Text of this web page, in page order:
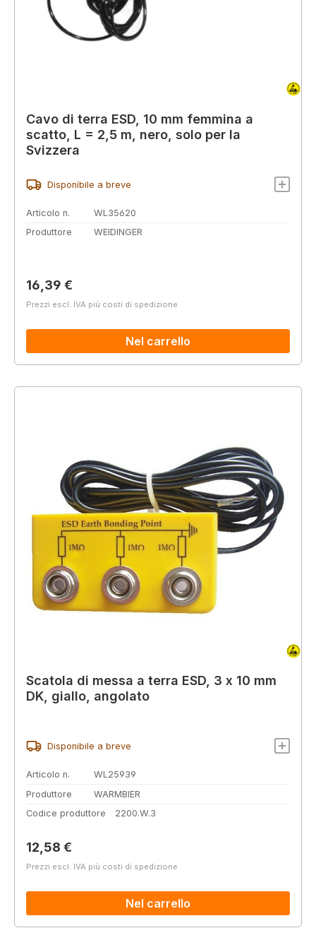
Cavo di terra ESD, 10 mm femmina a
scatto, L = 2,5 m, nero, solo per la
Svizzera
Disponibile a breve
Articolo n.
WL35620
Produttore
WEIDINGER
Prezzo normale:
16,39 €
Prezzi escl. IVA più costi di spedizione
Nel carrello
Scatola di messa a terra ESD, 3 x 10 mm
DK, giallo, angolato
Disponibile a breve
Articolo n.
WL25939
Produttore
WARMBIER
Codice produttore
2200.W.3
Prezzo normale:
12,58 €
Prezzi escl. IVA più costi di spedizione
Nel carrello